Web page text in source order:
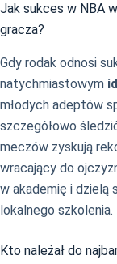
Jak sukces w NBA
gracza?
Gdy rodak odnosi
natychmiastowym
młodych adeptów
szczegółowo
meczów zyskują
wracający do
w akademię i dzielą
lokalnego szkolenia.
Kto należał do